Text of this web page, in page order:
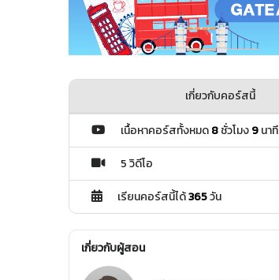
เกี่ยวกับคอร์สนี้
เนื้อหาคอร์สทั้งหมด8ชั่วโมง9นาที
5 วิดีโอ
เรียนคอร์สนี้ได้365วัน
เกี่ยวกับผู้สอน